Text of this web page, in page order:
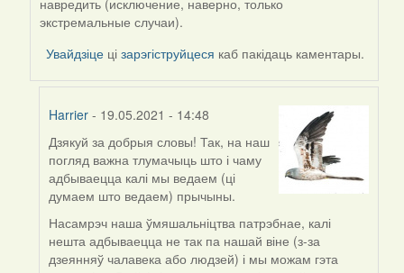
навредить (исключение, наверно, только
экстремальные случаи).
Увайдзіце цізарэгіструйцеся каб пакідаць каментары.
Harrier- 19.05.2021 - 14:48
In
reply
to
by
Jon
Дзякуй за добрыя словы! Так, на наш
погляд важна тлумачыць што і чаму
адбываецца калі мы ведаем (ці
думаем што ведаем) прычыны.
Насамрэч наша ўмяшальніцтва патрэбнае, калі
нешта адбываецца не так па нашай віне (з-за
дзеянняў чалавека або людзей) і мы можам гэта